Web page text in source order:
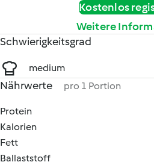
Kostenlos
Weitere
Schwierigkeitsgrad
medium
Nährwerte pro 1 Portion
Protein
Kalorien
Fett
Ballaststoff